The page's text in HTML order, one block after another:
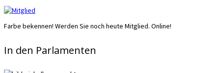
Farbe bekennen! Werden Sie noch heute Mitglied. Online!
In den Parlamenten